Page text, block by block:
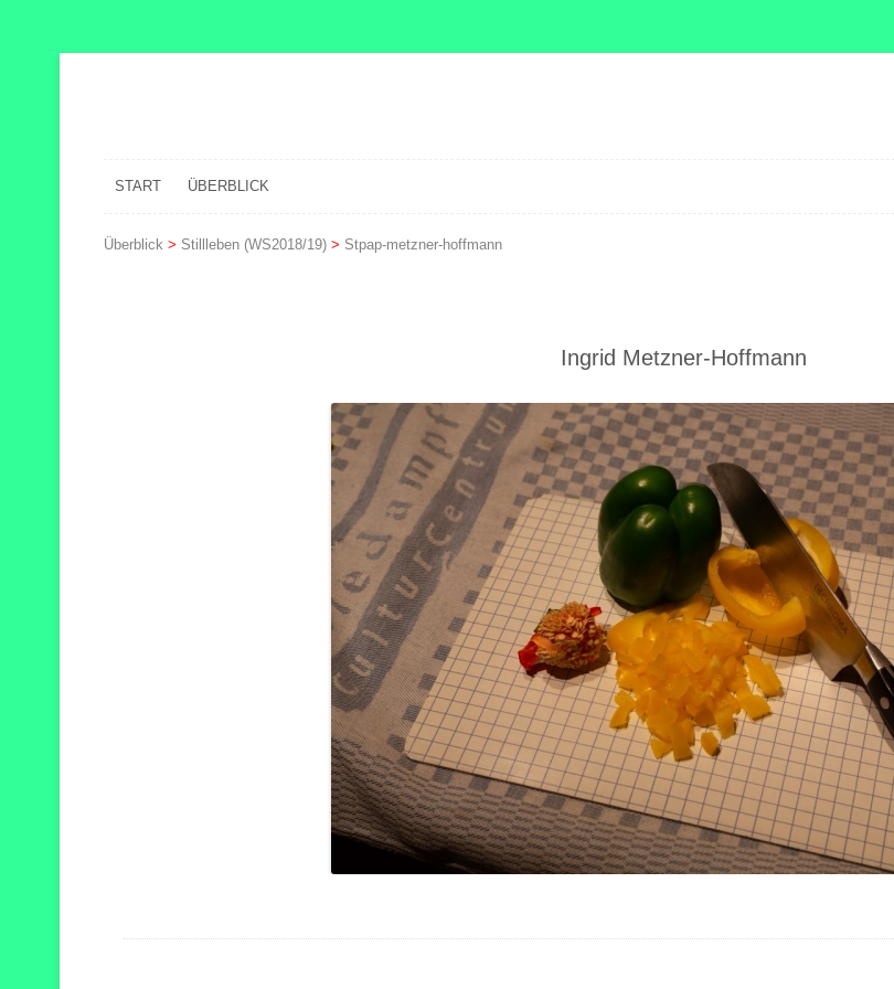
START
ÜBERBLICK
Überblick > Stillleben (WS2018/19)> Stpap-metzner-hoffmann
Ingrid Metzner-Hoffmann